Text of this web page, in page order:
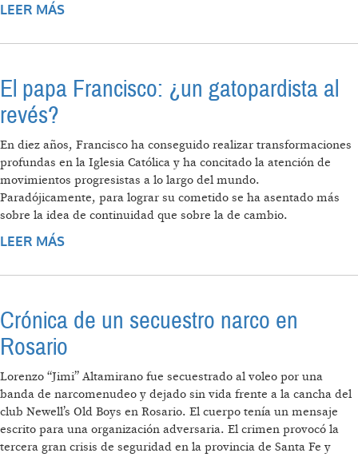
LEER MÁS
IMPORTANTE
El papa Francisco: ¿un gatopardista al
revés?
En diez años, Francisco ha conseguido realizar transformaciones
profundas en la Iglesia Católica y ha concitado la atención de
movimientos progresistas a lo largo del mundo.
Paradójicamente, para lograr su cometido se ha asentado más
sobre la idea de continuidad que sobre la de cambio.
LEER MÁS
Crónica de un secuestro narco en
Rosario
Lorenzo “Jimi” Altamirano fue secuestrado al voleo por una
banda de narcomenudeo y dejado sin vida frente a la cancha del
club Newell’s Old Boys en Rosario. El cuerpo tenía un mensaje
escrito para una organización adversaria. El crimen provocó la
tercera gran crisis de seguridad en la provincia de Santa Fe y